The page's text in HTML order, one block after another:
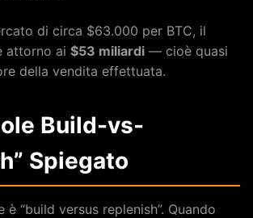
di circa $63.000 per BTC, il
attorno ai $53 miliardi — cioè quasi
della vendita effettuata.
Build-vs-
Spiegato
è “build versus replenish”. Quando